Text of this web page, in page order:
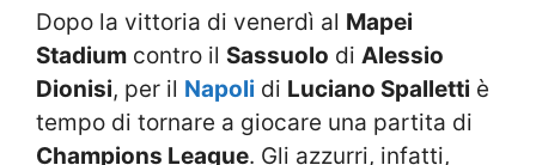
Dopo la vittoria di venerdì al Mapei
Stadium contro il Sassuolo di Alessio
Dionisi, per il Napoli di Luciano Spalletti è
tempo di tornare a giocare una partita di
Champions League. Gli azzurri, infatti,